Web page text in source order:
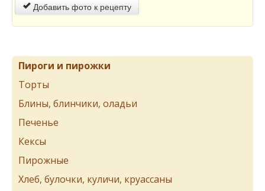
Добавить фото к рецепту
Пироги и пирожки
Торты
Блины, блинчики, оладьи
Печенье
Кексы
Пирожные
Хлеб, булочки, куличи, круассаны